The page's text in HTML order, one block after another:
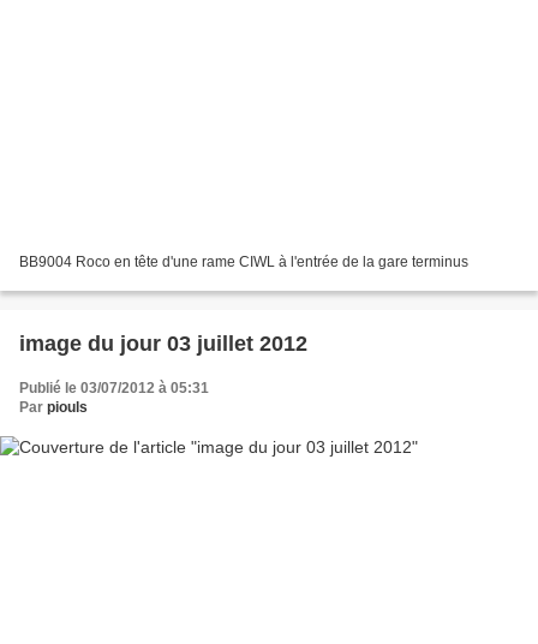
BB9004 Roco en tête d'une rame CIWL à l'entrée de la gare terminus
image du jour 03 juillet 2012
Publié le 03/07/2012 à 05:31
Par piouls